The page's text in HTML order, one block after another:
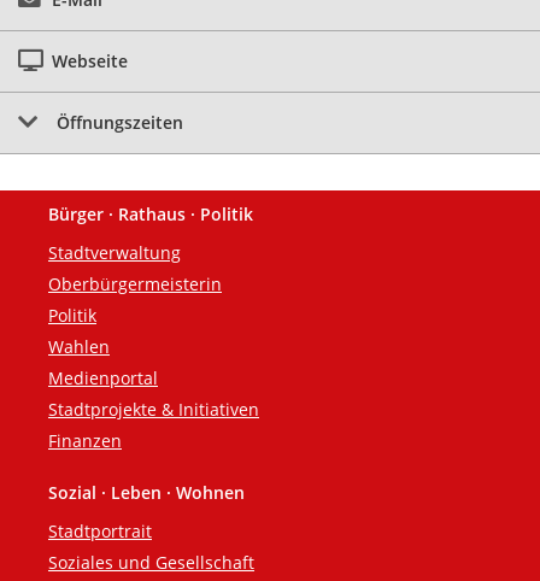
Webseite
Öffnungszeiten
Fußzeile
Bürger · Rathaus · Politik
Stadtverwaltung
Oberbürgermeisterin
Politik
Wahlen
Medienportal
Stadtprojekte & Initiativen
Finanzen
Sozial · Leben · Wohnen
Stadtportrait
Soziales und Gesellschaft